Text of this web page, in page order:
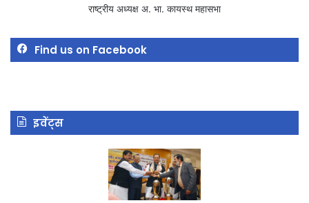
राष्ट्रीय अध्यक्ष अ. भा. कायस्थ महासभा
Find us on Facebook
इवेंट्स